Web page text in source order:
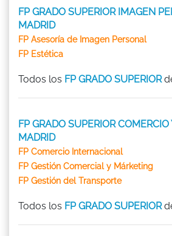
FP GRADO SUPERIOR IMAGEN
MADRID
FP Asesoría de Imagen Personal
FP Estética
Todos los FP GRADO SUPERIOR
FP GRADO SUPERIOR
MADRID
FP Comercio Internacional
FP Gestión Comercial y Márketing
FP Gestión del Transporte
Todos los FP GRADO SUPERIOR